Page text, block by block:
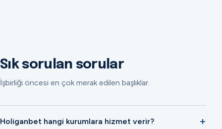
Sık sorulan sorular
İşbirliği öncesi en çok merak edilen başlıklar.
Holiganbet hangi kurumlara hizmet verir?